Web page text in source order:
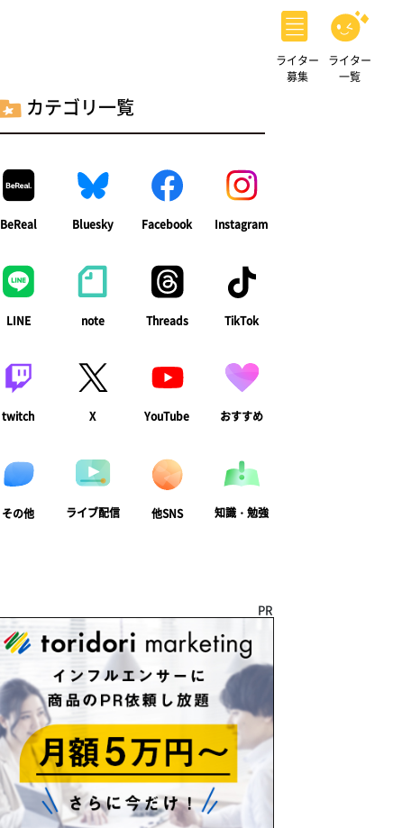
ライター
募集
ライター
一覧
カテゴリ一覧
BeReal Bluesky Facebook Instagram
LINE note Threads TikTok
twitch X YouTube おすすめ
その他 ライブ配信 他SNS 知識・勉強
PR